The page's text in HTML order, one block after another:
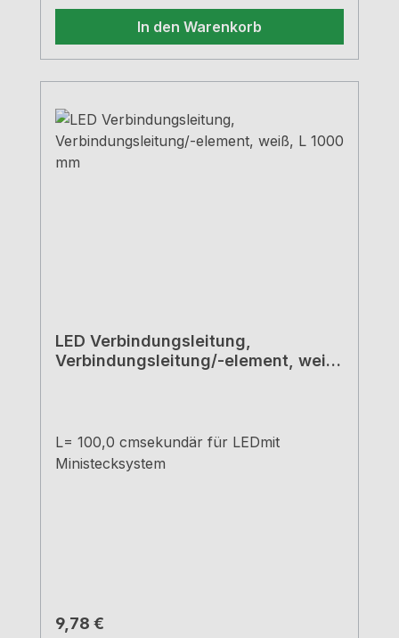
In den Warenkorb
LED Verbindungsleitung,
Verbindungsleitung/-element, weiß,
L= 100,0 cmsekundär für LEDmit
Ministecksystem
Regulärer Preis:
9,78 €